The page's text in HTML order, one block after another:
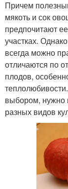
Причем
мякоть и сок
предпочитают
участках.
всегда можно
отличаются по
плодов,
выбором, нужно
разных видов